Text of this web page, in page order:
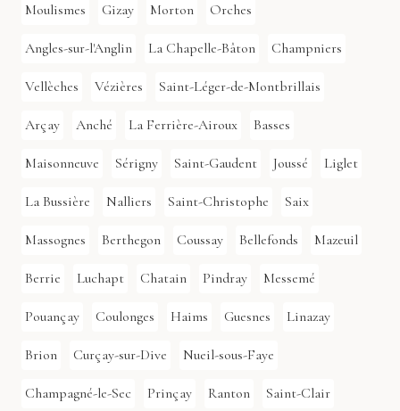
Moulismes Gizay Morton Orches
Angles-sur-l'Anglin La Chapelle-Bâton Champniers
Vellèches Vézières Saint-Léger-de-Montbrillais
Arçay Anché La Ferrière-Airoux Basses
Maisonneuve Sérigny Saint-Gaudent Joussé Liglet
La Bussière Nalliers Saint-Christophe Saix
Massognes Berthegon Coussay Bellefonds Mazeuil
Berrie Luchapt Chatain Pindray Messemé
Pouançay Coulonges Haims Guesnes Linazay
Brion Curçay-sur-Dive Nueil-sous-Faye
Champagné-le-Sec Prinçay Ranton Saint-Clair